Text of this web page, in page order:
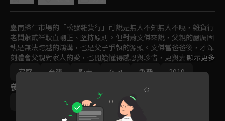
臺南歸仁市場的「松發雜貨行」可說是無人不知無人不曉，雜貨行
老闆蕭貳祥耿直剛正、堅持原則。但對蕭文傑來說，父親的嚴厲固
執是無法跨越的鴻溝，也是父子爭執的源頭。文傑當爸爸後，才深
刻體會父親對家人的愛，也開始懂得感恩與珍惜，更與妻子李秀敏
一起把愛傳播到每個角落，讓所有人都能「與愛同行」。
顯示更多
家庭
台灣 勵志 在地 免費 2019
參與演員
范宸菲 馬力歐 劉香君